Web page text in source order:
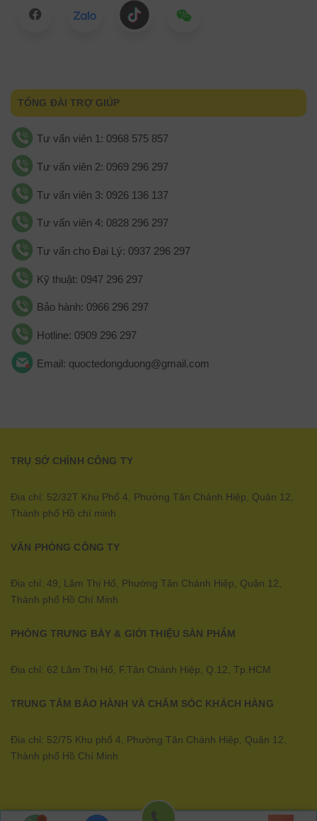
TỔNG ĐÀI TRỢ GIÚP
Tư vấn viên 1: 0968 575 857
Tư vấn viên 2: 0969 296 297
Tư vấn viên 3: 0926 136 137
Tư vấn viên 4: 0828 296 297
Tư vấn cho Đại Lý: 0937 296 297
Kỹ thuật: 0947 296 297
Bảo hành: 0966 296 297
Hotline: 0909 296 297
Email: quoctedongduong@gmail.com
TRỤ SỞ CHÍNH CÔNG TY
Địa chỉ: 52/32T Khu Phố 4, Phường Tân Chánh Hiệp, Quận 12,
Thành phố Hồ chí minh
VĂN PHÒNG CÔNG TY
Địa chỉ: 49, Lâm Thị Hố, Phường Tân Chánh Hiệp, Quận 12,
Thành phố Hồ Chí Minh
PHÒNG TRƯNG BÀY & GIỚI THIỆU SÀN PHẨM
Địa chỉ: 62 Lâm Thị Hố, F.Tân Chánh Hiệp, Q.12, Tp.HCM
TRUNG TÂM BẢO HÀNH VÀ CHĂM SÓC KHÁCH HÀNG
Địa chỉ: 52/75 Khu phố 4, Phường Tân Chánh Hiệp, Quận 12,
Thành phố Hồ Chí Minh